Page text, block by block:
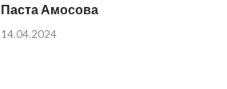
Паста Амосова
14.04.2024